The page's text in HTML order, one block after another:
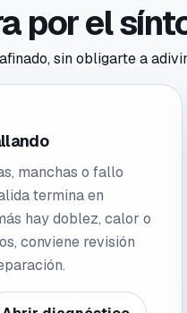
por el
sin obligarte a
manchas o fallo
termina en
hay doblez, calor o
conviene revisión